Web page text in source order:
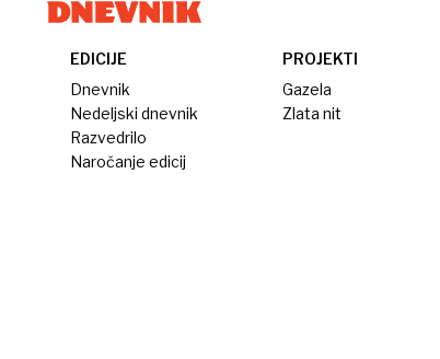
EDICIJE
Dnevnik
Nedeljski dnevnik
Razvedrilo
Naročanje edicij
PROJEKTI
Gazela
Zlata nit